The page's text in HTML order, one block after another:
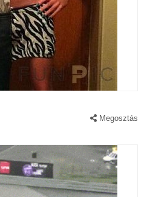
Megosztás